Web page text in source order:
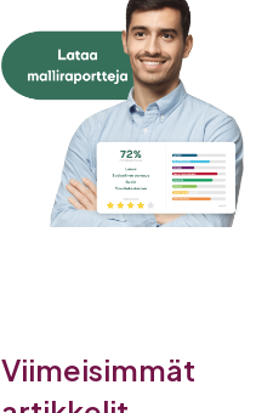
Viimeisimmät